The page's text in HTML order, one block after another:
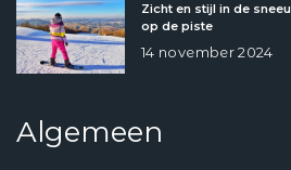
Zicht en stijl in de
op de piste
14 november 2024
Algemeen